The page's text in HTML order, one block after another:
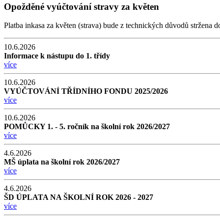
Opožděné vyúčtování stravy za květen
Platba inkasa za květen (strava) bude z technických důvodů stržena
10.6.2026
Informace k nástupu do 1. třídy
více
10.6.2026
VYÚČTOVÁNÍ TŘÍDNÍHO FONDU 2025/2026
více
10.6.2026
POMŮCKY 1. - 5. ročník na školní rok 2026/2027
více
4.6.2026
MŠ úplata na školní rok 2026/2027
více
4.6.2026
ŠD ÚPLATA NA ŠKOLNÍ ROK 2026 - 2027
více